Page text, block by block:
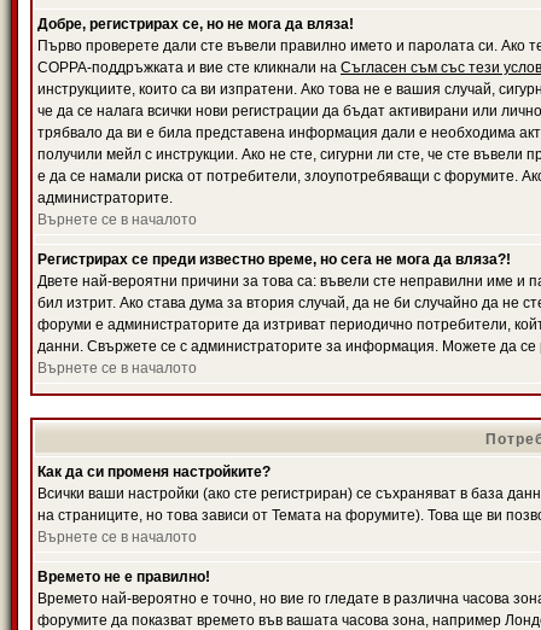
Добре, регистрирах се, но не мога да вляза!
Първо проверете дали сте въвели правилно името и паролата си. Ако
COPPA-поддръжката и вие сте кликнали на Съгласен съм със тези
инструкциите, които са ви изпратени. Ако това не е вашия случай,
че да се налага всички нови регистрации да бъдат активирани или
трябвало да ви е била представена информация дали е необходима
получили мейл с инструкции. Ако не сте, сигурни ли сте, че сте
е да се намали риска от потребители, злоупотребяващи с форумите.
администраторите.
Върнете се в началото
Регистрирах се преди известно време, но сега не мога да вляза?!
Двете най-вероятни причини за това са: въвели сте неправилни име и
бил изтрит. Ако става дума за втория случай, да не би случайно да
форуми е администраторите да изтриват периодично потребители,
данни. Свържете се с администраторите за информация. Можете да се
Върнете се в началото
Как да си променя настройките?
Всички ваши настройки (ако сте регистриран) се съхраняват в база
на страниците, но това зависи от Темата на форумите). Това ще ви
Върнете се в началото
Времето не е правилно!
Времето най-вероятно е точно, но вие го гледате в различна часова
форумите да показват времето във вашата часова зона, например